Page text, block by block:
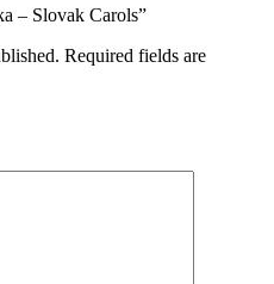
– Slovak Carols”
Required fields are